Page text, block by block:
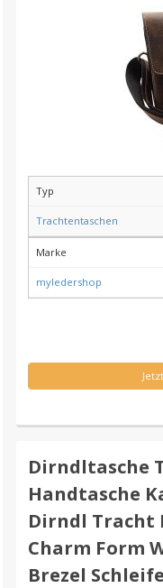
Typ
Trachtentaschen
Marke
myledershop
Dirndltasche
Handtasche
Dirndl Tracht
Charm Form
Brezel